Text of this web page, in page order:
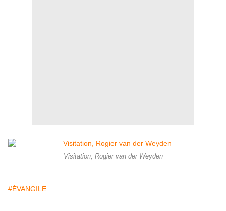
Visitation, Rogier van der Weyden
#ÉVANGILE